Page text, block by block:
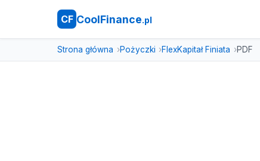
CF CoolFinance.pl
Strona główna Pożyczki FlexKapitał Finiata PDF